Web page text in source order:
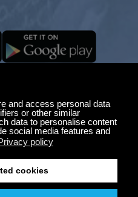
Rabatt
anhören